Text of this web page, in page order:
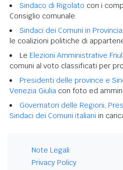
Sindaco di Rigolato con i
Consiglio comunale.
Sindaci dei Comuni in
le coalizioni politiche di
Le Elezioni Amministrative
comuni al voto classificati per
Presidenti delle province e
Venezia Giulia con foto ed
Governatori delle Regioni,
Sindaci dei Comuni italiani in
Note Legali
Privacy Policy